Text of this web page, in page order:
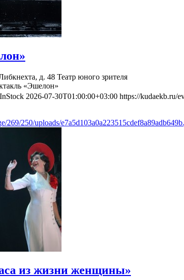
д. 48 Театр юного зрителя
«Эшелон»
2026-07-30T01:00:00+03:00 https://kudaekb.ru/
269/250/uploads/
из жизни женщины»